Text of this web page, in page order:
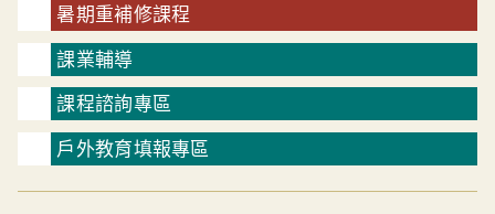
暑期重補修課程
課業輔導
課程諮詢專區
戶外教育填報專區